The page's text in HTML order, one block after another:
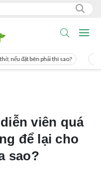
Cách uống nước mía giúp
viên quá
để lại cho
sao?